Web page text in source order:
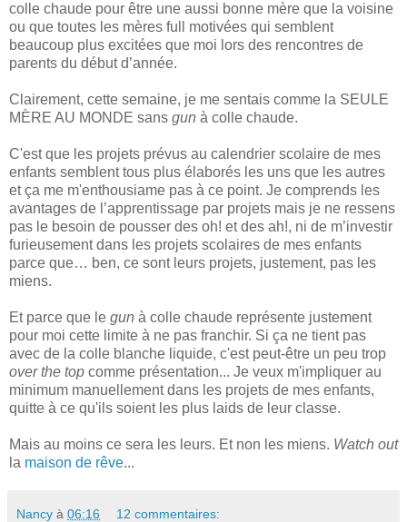
colle chaude pour être une aussi bonne mère que la voisine
ou que toutes les mères full motivées qui semblent
beaucoup plus excitées que moi lors des rencontres de
parents du début d’année.
Clairement, cette semaine, je me sentais comme la SEULE
MÈRE AU MONDE sans gun à colle chaude.
C'est que les projets prévus au calendrier scolaire de mes
enfants semblent tous plus élaborés les uns que les autres
et ça me m'enthousiame pas à ce point. Je comprends les
avantages de l’apprentissage par projets mais je ne ressens
pas le besoin de pousser des oh! et des ah!, ni de m’investir
furieusement dans les projets scolaires de mes enfants
parce que… ben, ce sont leurs projets, justement, pas les
miens.
Et parce que le gun à colle chaude représente justement
pour moi cette limite à ne pas franchir. Si ça ne tient pas
avec de la colle blanche liquide, c'est peut-être un peu trop
over the top comme présentation... Je veux m'impliquer au
minimum manuellement dans les projets de mes enfants,
quitte à ce qu'ils soient les plus laids de leur classe.
Mais au moins ce sera les leurs. Et non les miens. Watch out
la maison de rêve...
Nancy à 06:16 12 commentaires: